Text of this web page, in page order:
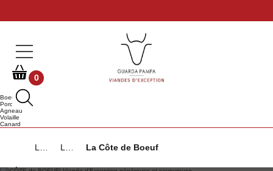
0
Boeuf
Porc
Agneau
Volaille
Canard
La Côte de Boeuf